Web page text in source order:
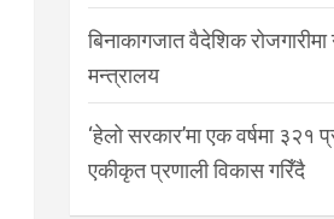
बिनाकागजात वैदेशिक रोजगारीमा
मन्त्रालय
‘हेलो सरकार’मा एक वर्षमा ३२१
एकीकृत प्रणाली विकास गरिँदै